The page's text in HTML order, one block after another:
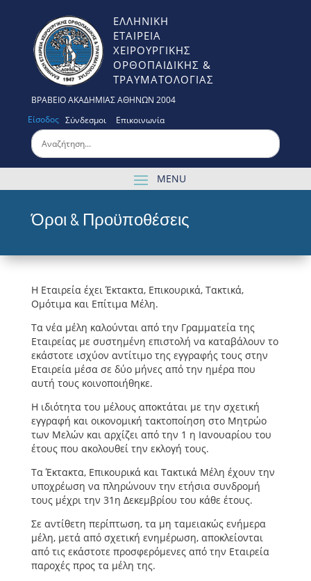
ΕΛΛΗΝΙΚΗ
ΕΤΑΙΡΕΙΑ
ΧΕΙΡΟΥΡΓΙΚΗΣ
ΟΡΘΟΠΑΙΔΙΚΗΣ &
ΤΡΑΥΜΑΤΟΛΟΓΙΑΣ
ΒΡΑΒΕΙΟ ΑΚΑΔΗΜΙΑΣ ΑΘΗΝΩΝ 2004
Είσοδος Σύνδεσμοι Επικοινωνία
Όροι & Προϋποθέσεις
Η Εταιρεία έχει Έκτακτα, Επικουρικά, Τακτικά,
Ομότιμα και Επίτιμα Μέλη.
Τα νέα μέλη καλούνται από την Γραμματεία της
Εταιρείας με συστημένη επιστολή να καταβάλουν το
εκάστοτε ισχύον αντίτιμο της εγγραφής τους στην
Εταιρεία μέσα σε δύο μήνες από την ημέρα που
αυτή τους κοινοποιήθηκε.
Η ιδιότητα του μέλους αποκτάται με την σχετική
εγγραφή και οικονομική τακτοποίηση στο Μητρώο
των Μελών και αρχίζει από την 1 η Ιανουαρίου του
έτους που ακολουθεί την εκλογή τους.
Τα Έκτακτα, Επικουρικά και Τακτικά Μέλη έχουν την
υποχρέωση να πληρώνουν την ετήσια συνδρομή
τους μέχρι την 31η Δεκεμβρίου του κάθε έτους.
Σε αντίθετη περίπτωση, τα μη ταμειακώς ενήμερα
μέλη, μετά από σχετική ενημέρωση, αποκλείονται
από τις εκάστοτε προσφερόμενες από την Εταιρεία
παροχές προς τα μέλη της.